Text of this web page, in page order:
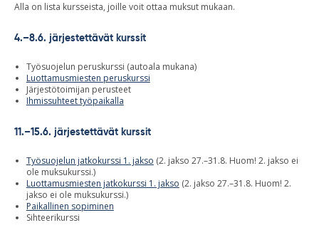
Alla on lista kursseista, joille voit ottaa muksut mukaan.
4.–8.6. järjestettävät kurssit
Työsuojelun peruskurssi (autoala mukana)
Luottamusmiesten peruskurssi
Järjestötoimijan perusteet
Ihmissuhteet työpaikalla
11.–15.6. järjestettävät kurssit
Työsuojelun jatkokurssi 1. jakso (2. jakso 27.–31.8. Huom! 2. jakso ei
ole muksukurssi.)
Luottamusmiesten jatkokurssi 1. jakso (2. jakso 27.–31.8. Huom! 2.
jakso ei ole muksukurssi.)
Paikallinen sopiminen
Sihteerikurssi